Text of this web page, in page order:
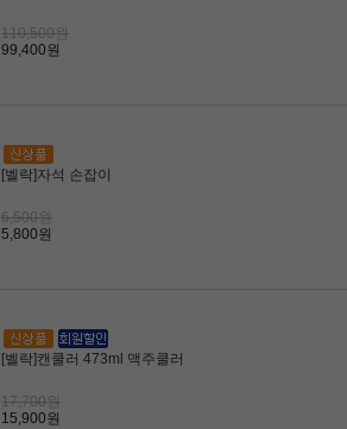
110,500원
99,400원
[벨락]자석 손잡이
6,500원
5,800원
[벨락]캔쿨러 473ml 맥주쿨러
17,700원
15,900원